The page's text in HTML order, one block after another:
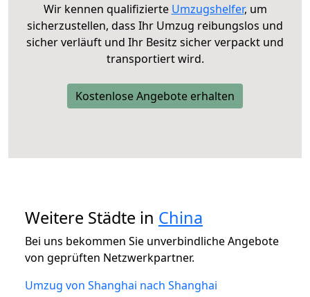
Wir kennen qualifizierte Umzugshelfer, um
sicherzustellen, dass Ihr Umzug reibungslos und
sicher verläuft und Ihr Besitz sicher verpackt und
transportiert wird.
Kostenlose Angebote erhalten
Weitere Städte in China
Bei uns bekommen Sie unverbindliche Angebote
von geprüften Netzwerkpartner.
Umzug von Shanghai nach Shanghai